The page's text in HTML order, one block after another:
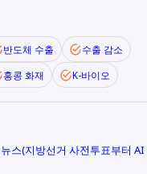
반도체 수출
수출 감소
홍콩 화재 K-바이오
스(지방선거 사전투표부터 AI